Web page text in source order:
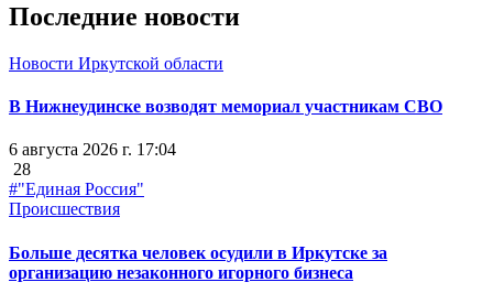
Последние новости
Новости Иркутской области
В Нижнеудинске возводят мемориал участникам СВО
6 августа 2026 г. 17:04
28
#"Единая Россия"
Происшествия
Больше десятка человек осудили в Иркутске за
организацию незаконного игорного бизнеса